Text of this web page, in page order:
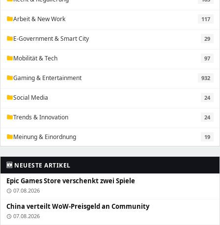
folderArbeit & New Work 117
folderE-Government & Smart City 29
folderMobilität & Tech 97
folderGaming & Entertainment 932
folderSocial Media 24
folderTrends & Innovation 24
folderMeinung & Einordnung 19
🆕 NEUESTE ARTIKEL
Epic Games Store verschenkt zwei Spiele
schedule 07.08.2026
China verteilt WoW-Preisgeld an Community
schedule 07.08.2026